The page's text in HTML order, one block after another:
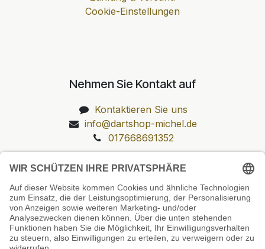
Cookie-Einstellungen
Nehmen Sie Kontakt auf
Kontaktieren Sie uns
info@dartshop-michel.de
017668691352
Unsere Prüfsiegel